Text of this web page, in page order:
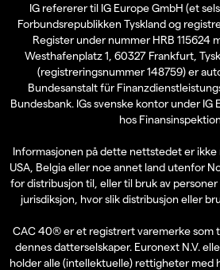
IG refererer til IG Europe GmbH (et
Forbundsrepublikken Tyskland og
Register under nummer HRB 115624
Westhafenplatz 1, 60327 Frankfurt,
(registreringsnummer 148759) er
Bundesanstalt für
Bundesbank. IGs svenske kontor under
hos
Informasjonen på dette nettstedet er
USA, Belgia eller noe annet land utenfor
for distribusjon til, eller til bruk av
jurisdiksjon, hvor slik distribusjon eller
CAC 40® er et registrert varemerke som
dennes datterselskaper. Euronext N.V.
holder alle (intellektuelle) rettigheter med